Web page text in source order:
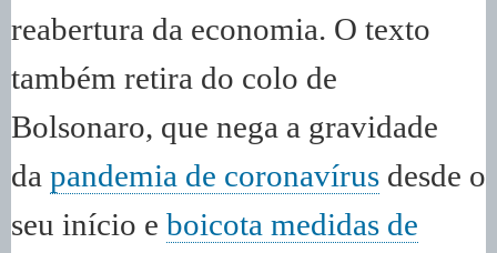
reabertura da economia. O texto
também retira do colo de
Bolsonaro, que nega a gravidade
da pandemia de coronavírus desde o
seu início e boicota medidas de